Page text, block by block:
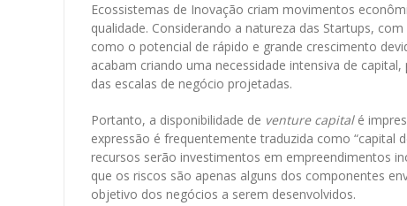
Ecossistemas de Inovação criam movimentos
qualidade. Considerando a natureza das Startups,
como o potencial de rápido e grande crescimento
acabam criando uma necessidade intensiva de
das escalas de negócio projetadas.
Portanto, a disponibilidade de venture capitalé
expressão é frequentemente traduzida como “capital
recursos serão investimentos em empreendimentos
que os riscos são apenas alguns dos componentes
objetivo dos negócios a serem desenvolvidos.